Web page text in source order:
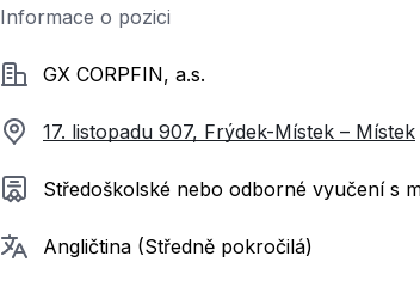
Informace o pozici
SpolečnostGX CORPFIN, a.s.
17. listopadu 907, Frýdek-Místek – Místek
Požadované vzdělání
Středoškolské nebo odborné vyučení s
Požadované jazyky
Angličtina (Středně pokročilá)